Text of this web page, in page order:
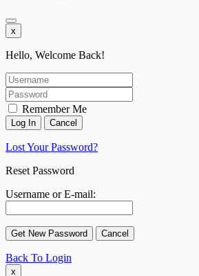
x
Hello, Welcome Back!
Remember Me
Lost Your Password?
Reset Password
Username or E-mail:
Back To Login
x